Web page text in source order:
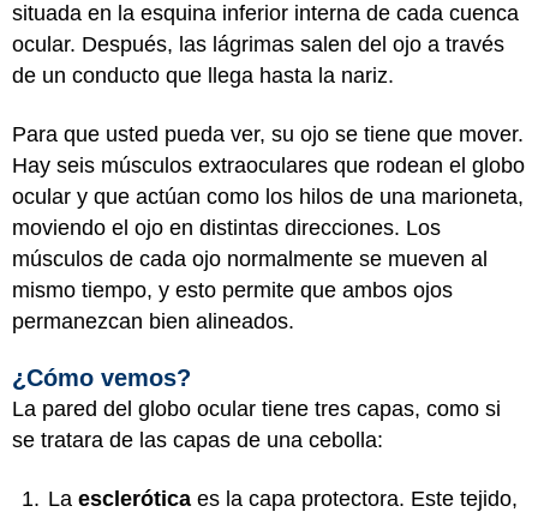
situada en la esquina inferior interna de cada cuenca
ocular. Después, las lágrimas salen del ojo a través
de un conducto que llega hasta la nariz.
Para que usted pueda ver, su ojo se tiene que mover.
Hay seis músculos extraoculares que rodean el globo
ocular y que actúan como los hilos de una marioneta,
moviendo el ojo en distintas direcciones. Los
músculos de cada ojo normalmente se mueven al
mismo tiempo, y esto permite que ambos ojos
permanezcan bien alineados.
¿Cómo vemos?
La pared del globo ocular tiene tres capas, como si
se tratara de las capas de una cebolla:
La esclerótica es la capa protectora. Este tejido,